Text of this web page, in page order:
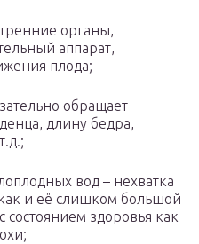
органы,
аппарат,
плода;
обращает
длину бедра,
вод – нехватка
и её слишком большой
состоянием здоровья как